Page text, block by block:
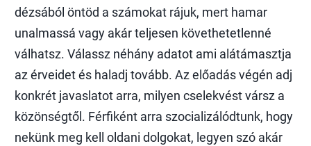
dézsából öntöd a számokat rájuk, mert hamar
unalmassá vagy akár teljesen követhetetlenné
válhatsz. Válassz néhány adatot ami alátámasztja
az érveidet és haladj tovább. Az előadás végén adj
konkrét javaslatot arra, milyen cselekvést vársz a
közönségtől. Férfiként arra szocializálódtunk, hogy
nekünk meg kell oldani dolgokat, legyen szó akár